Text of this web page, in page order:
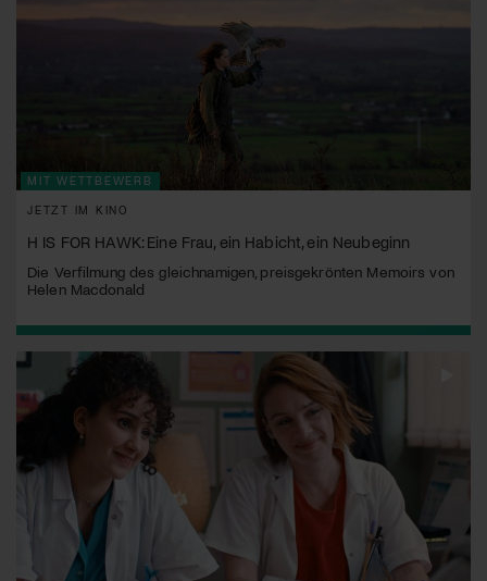
MIT WETTBEWERB
JETZT IM KINO
H IS FOR HAWK: Eine Frau, ein Habicht, ein Neubeginn
Die Verfilmung des gleichnamigen, preisgekrönten Memoirs von
Helen Macdonald